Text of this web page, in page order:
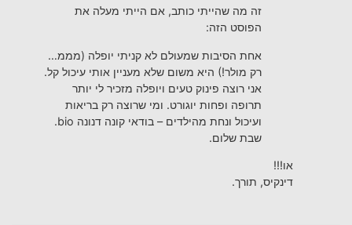
זה מה שהייתי כותב, אם הייתי מעלה את
הפוסט הזה:
אחת הסיבות שמעולם לא קניתי יופלה (מממ…
רק מולר!) היא משום שלא מעניין אותי עיכול קל.
אני רוצה פינוק טעים ויופלה מזכיר לי יותר
תרופה ופחות יוגורט. ומי שרוצה רק בריאות
ועיכול ונחת מהילדים – בודאי קונה דנונה bio.
שבת שלום.
או!!!
דינקיס, תורך.